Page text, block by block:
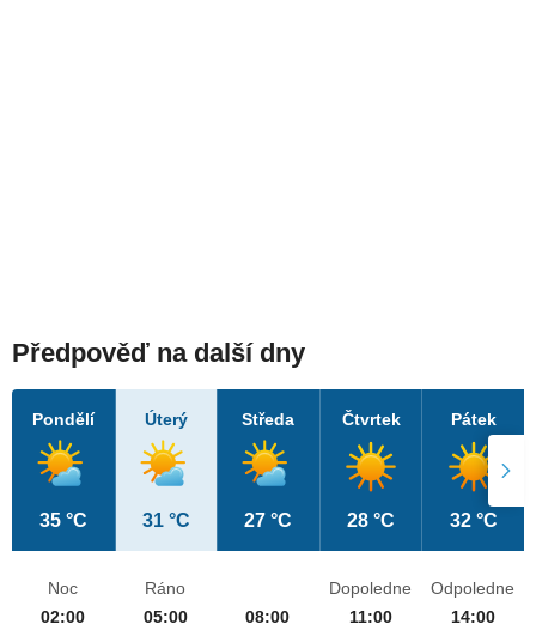
Předpověď na další dny
Pondělí
35 °C
Úterý
31 °C
Středa
27 °C
Čtvrtek
28 °C
Pátek
32 °C
Noc
02:00
Ráno
05:00
08:00
Dopoledne
11:00
Odpoledne
14:00